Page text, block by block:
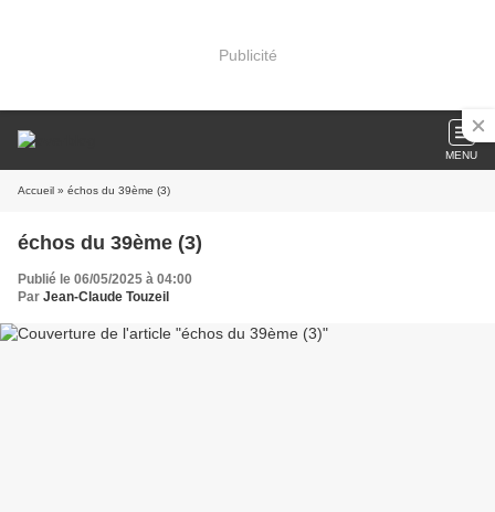
Publicité
MENU
Accueil » échos du 39ème (3)
échos du 39ème (3)
Publié le 06/05/2025 à 04:00
Par Jean-Claude Touzeil